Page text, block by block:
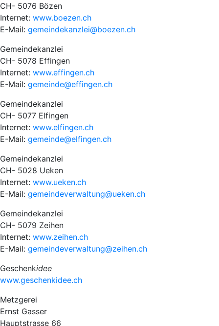
CH- 5076 Bözen
Internet: www.boezen.ch
E-Mail: gemeindekanzlei@boezen.ch
Gemeindekanzlei
CH- 5078 Effingen
Internet: www.effingen.ch
E-Mail: gemeinde@effingen.ch
Gemeindekanzlei
CH- 5077 Elfingen
Internet: www.elfingen.ch
E-Mail: gemeinde@elfingen.ch
Gemeindekanzlei
CH- 5028 Ueken
Internet: www.ueken.ch
E-Mail: gemeindeverwaltung@ueken.ch
Gemeindekanzlei
CH- 5079 Zeihen
Internet: www.zeihen.ch
E-Mail: gemeindeverwaltung@zeihen.ch
Geschenkidee
www.geschenkidee.ch
Metzgerei
Ernst Gasser
Hauptstrasse 66